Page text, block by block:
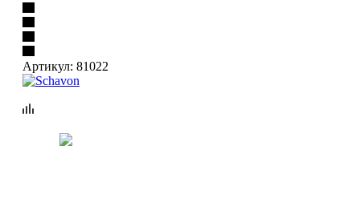
Артикул: 81022